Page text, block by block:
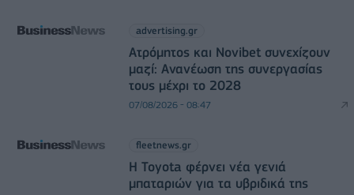
advertising.gr
Ατρόμητος και Novibet συνεχίζουν
μαζί: Ανανέωση της συνεργασίας
τους μέχρι το 2028
07/08/2026 - 08:47
fleetnews.gr
Η Toyota φέρνει νέα γενιά
μπαταριών για τα υβριδικά της